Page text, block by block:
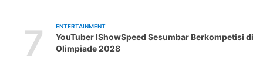
7 ENTERTAINMENT
YouTuber IShowSpeed Sesumbar Berkompetisi di
Olimpiade 2028